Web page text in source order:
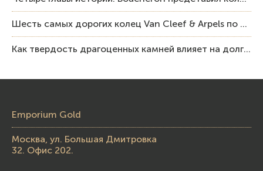
Шесть самых дорогих колец Van Cleef & Arpels по итогам аукционов Sotheby’s
Как твердость драгоценных камней влияет на долговечность ювелирных изделий
Emporium Gold
Москва, ул. Большая Дмитровка
32. Офис 202.